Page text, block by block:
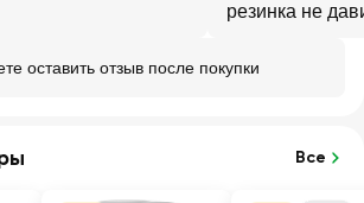
резинка не
оставить отзыв после покупки
Все